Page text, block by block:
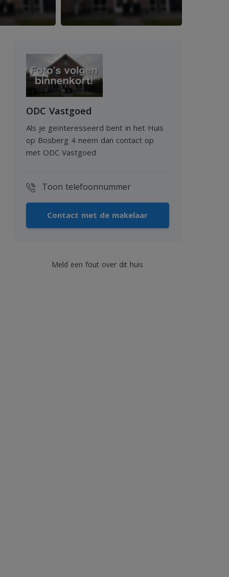
ODC Vastgoed
Als je geïnteresseerd bent in het Huis
op Bosberg 4 neem dan contact op
met ODC Vastgoed
Toon telefoonnummer
Contact met de makelaar
Meld een fout over dit huis